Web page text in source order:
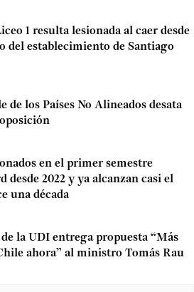
1 resulta lesionada al caer desde
del establecimiento de Santiago
de los Países No Alineados desata
en el primer semestre
desde 2022 y ya alcanzan casi el
una década
la UDI entrega propuesta “Más
ahora” al ministro Tomás Rau